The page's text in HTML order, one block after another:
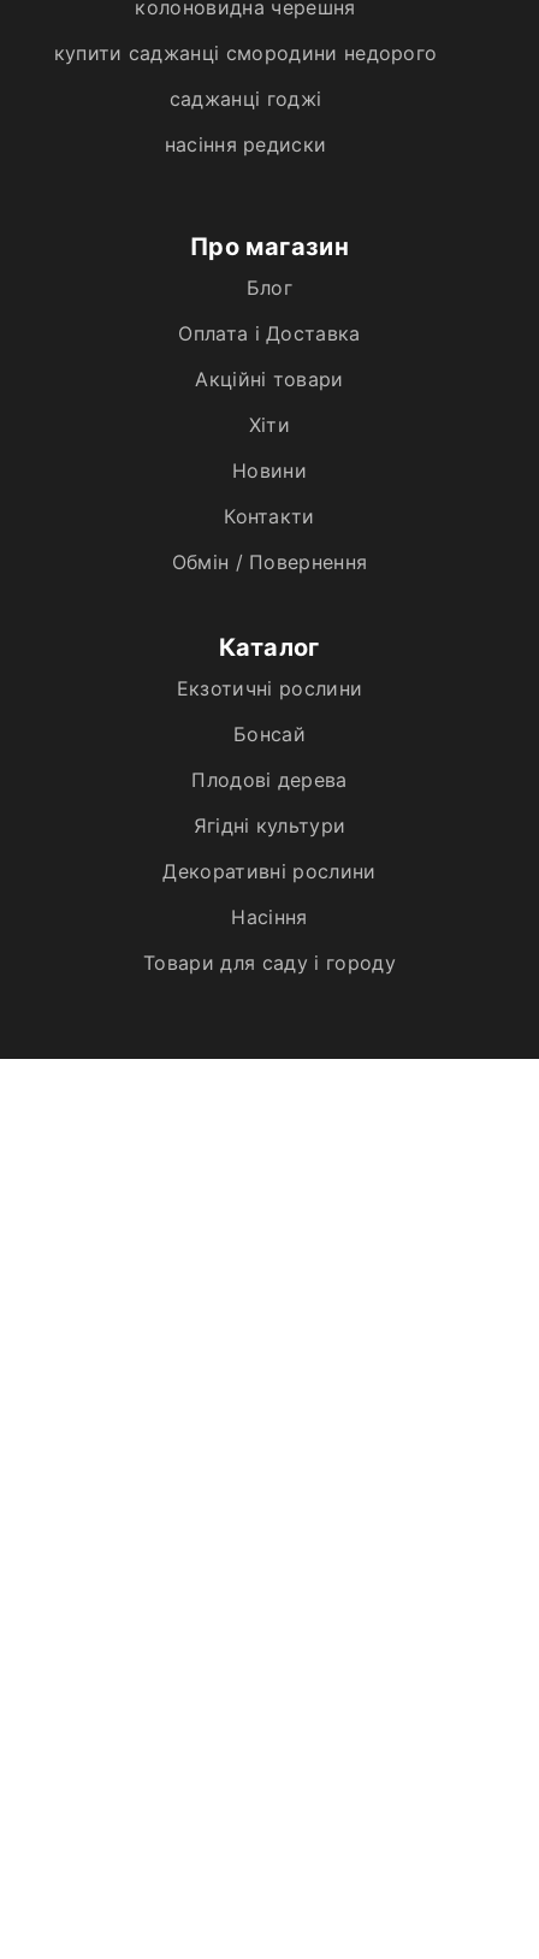
колоновидна черешня
купити саджанці смородини недорого
саджанці годжі
насіння редиски
Про магазин
Блог
Оплата і Доставка
Акційні товари
Хiти
Новини
Контакти
Обмін / Повернення
Каталог
Екзотичні рослини
Бонсай
Плодові дерева
Ягідні культури
Декоративні рослини
Насіння
Товари для саду і городу